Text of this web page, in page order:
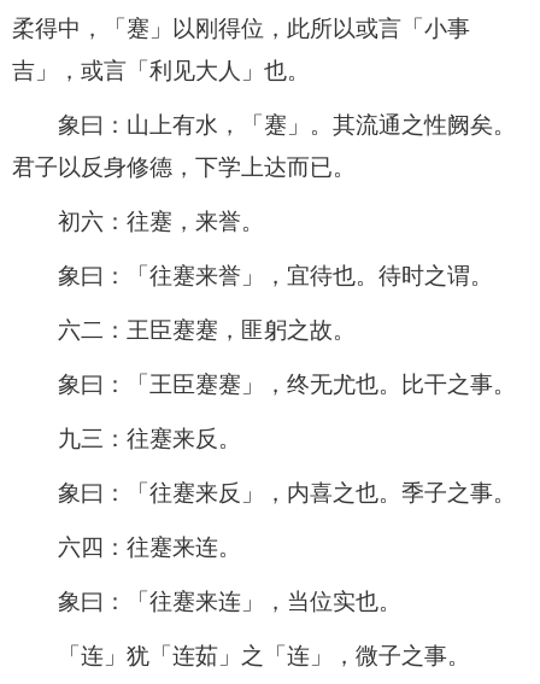
柔得中，「蹇」以刚得位，此所以或言「小事
吉」，或言「利见大人」也。
象曰：山上有水，「蹇」。其流通之性阙矣。
君子以反身修德，下学上达而已。
初六：往蹇，来誉。
象曰：「往蹇来誉」，宜待也。待时之谓。
六二：王臣蹇蹇，匪躬之故。
象曰：「王臣蹇蹇」，终无尤也。比干之事。
九三：往蹇来反。
象曰：「往蹇来反」，内喜之也。季子之事。
六四：往蹇来连。
象曰：「往蹇来连」，当位实也。
「连」犹「连茹」之「连」，微子之事。